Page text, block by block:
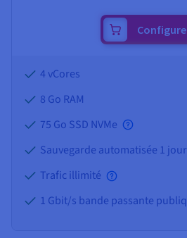
4 vCores
8 Go RAM
75 Go SSD NVMe
Sauvegarde automatisée 1 jour
Trafic illimité
1 Gbit/s bande passante